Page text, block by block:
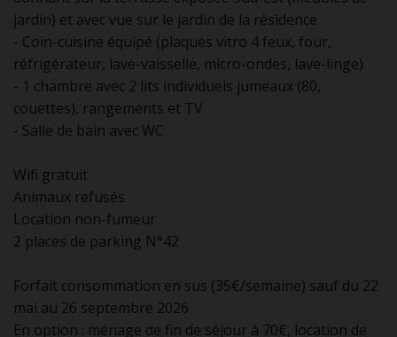
jardin) et avec vue sur le jardin de la résidence
- Coin-cuisine équipé (plaques vitro 4 feux, four,
réfrigérateur, lave-vaisselle, micro-ondes, lave-linge)
- 1 chambre avec 2 lits individuels jumeaux (80,
couettes), rangements et TV
- Salle de bain avec WC
Wifi gratuit
Animaux refusés
Location non-fumeur
2 places de parking N°42
Forfait consommation en sus (35€/semaine) sauf du 22
mai au 26 septembre 2026
En option : ménage de fin de séjour à 70€, location de